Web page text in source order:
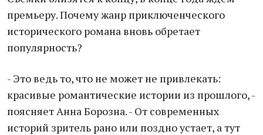
премьеру. Почему жанр приключенческого
исторического романа вновь обретает
популярность?
- Это ведь то, что не может не привлекать:
красивые романтические истории из прошлого, -
поясняет Анна Борозна. - От современных
историй зритель рано или поздно устает, а тут